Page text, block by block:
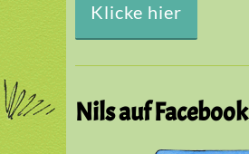
Klicke hier
Nils auf Facebook